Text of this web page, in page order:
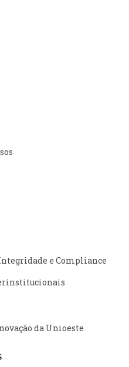
e Compliance
da Unioeste